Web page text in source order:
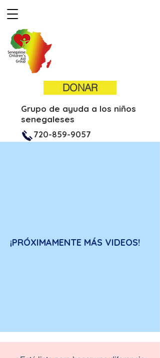
DONAR
Grupo de ayuda a los niños
senegaleses
720-859-9057
¡PRÓXIMAMENTE MÁS VIDEOS!